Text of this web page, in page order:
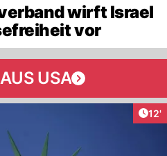
wirft Israel
vor
USA
12'